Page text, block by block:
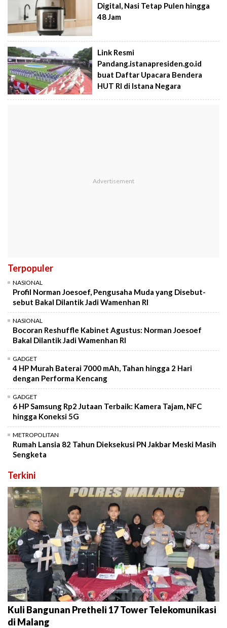
Digital, Nasi Tetap Pulen hingga
48 Jam
Link Resmi
Pandang.istanapresiden.go.id
buat Daftar Upacara Bendera
HUT RI di Istana Negara
Terpopuler
NASIONAL
Profil Norman Joesoef, Pengusaha Muda yang Disebut-
sebut Bakal Dilantik Jadi Wamenhan RI
NASIONAL
Bocoran Reshuffle Kabinet Agustus: Norman Joesoef
Bakal Dilantik Jadi Wamenhan RI
GADGET
4 HP Murah Baterai 7000 mAh, Tahan hingga 2 Hari
dengan Performa Kencang
GADGET
6 HP Samsung Rp2 Jutaan Terbaik: Kamera Tajam, NFC
hingga Koneksi 5G
METROPOLITAN
Rumah Lansia 82 Tahun Dieksekusi PN Jakbar Meski Masih
Sengketa
Terkini
Kuli Bangunan Pretheli 17 Tower Telekomunikasi
di Malang